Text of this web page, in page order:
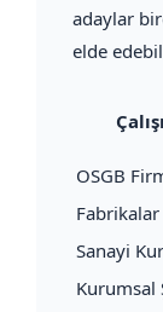
adaylar
elde
OSGB
Fabrikalar
Sanayi
Kurumsal